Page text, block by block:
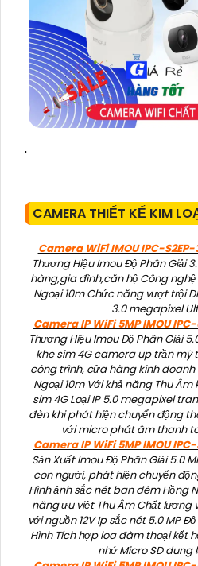
'
CAMERA THIẾT KẾ KIM
Camera WiFi IMOU IPC-S2EP-
Thương Hiệu Imou Độ Phân Giải
hàng,gia đình,căn hộ Công
Ngoại 10m Chức năng vượt trội
3.0 megapixel
Camera IP WiFi 5MP IMOU
Thương Hiệu Imou Độ Phân Giải
khe sim 4G camera up trần mỹ
công trình, cửa hàng kinh
Ngoại 10m Với khả năng Thu
sim 4G Loại IP 5.0 megapixel
đèn khi phát hiện chuyển động
với micro phát âm thanh
Camera IP WiFi 5MP IMOU
Sản Xuất Imou Độ Phân Giải 5.0
con người, phát hiện chuyển
Hình ảnh sắc nét ban đêm Hồng
năng ưu việt Thu Âm Chất lượng
với nguồn 12V Ip sắc nét 5.0 MP
Hình Tích hợp loa đàm thoại kết
nhớ Micro SD dung